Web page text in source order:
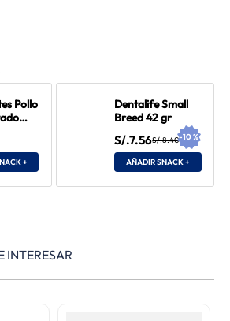
Pollo
+
Dentalife Small
Breed 42 gr
S/.8.40
S/.7.56 -10%
AÑADIR SNACK +
INTERESAR